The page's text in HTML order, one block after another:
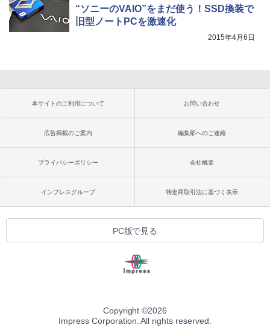
“ソニーのVAIO”をまだ使う！SSD換装で
旧型ノートPCを激速化
2015年4月6日
本サイトのご利用について お問い合わせ
広告掲載のご案内 編集部へのご連絡
プライバシーポリシー 会社概要
インプレスグループ 特定商取引法に基づく表示
PC版で見る
Copyright ©2026
Impress Corporation. All rights reserved.